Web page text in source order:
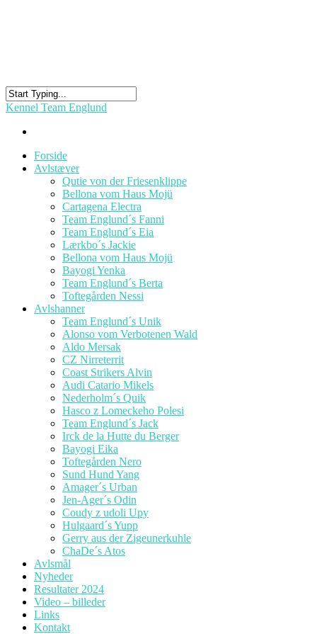
Kennel Team Englund
Forside
Avlstæver
Qutie von der Friesenklippe
Bellona vom Haus Mojü
Cartagena Electra
Team Englund´s Fanni
Team Englund´s Eia
Lærkbo´s Jackie
Bellona vom Haus Mojü
Bayogi Yenka
Team Englund´s Berta
Toftegården Nessi
Avlshanner
Team Englund´s Unik
Alonso vom Verbotenen Wald
Aldo Mersak
CZ Nirreterrit
Coast Strikers Alvin
Audi Catario Mikels
Nederholm´s Quik
Hasco z Lomeckeho Polesi
Team Englund´s Jack
Irck de la Hutte du Berger
Bayogi Eika
Toftegården Nero
Sund Hund Yang
Amager´s Urban
Jen-Ager´s Odin
Coudy z udoli Upy
Hulgaard´s Yupp
Gerry aus der Zigeunerkuhle
ChaDe´s Atos
Avlsmål
Nyheder
Resultater 2024
Video – billeder
Links
Kontakt